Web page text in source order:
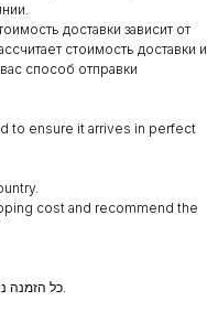
доставки зависит от
стоимость доставки и
способ отправки
to ensure it arrives in perfect
cost and recommend the
כל הזמנה נארזת ומוכנה בקפידה כדי שתגיע אליכם במצב מושלם.